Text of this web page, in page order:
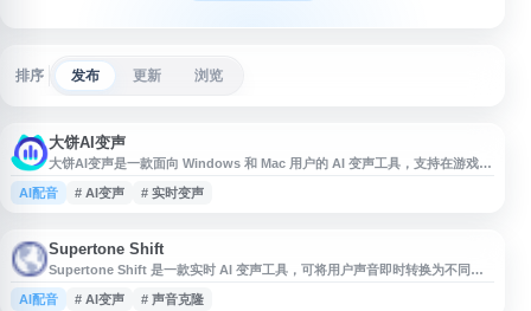
排序 发布 更新 浏览
大饼AI变声
大饼AI变声是一款面向 Windows 和 Mac 用户的 AI 变声工具，支持在游戏、
直播及常见软件中使用。平台提供多种音色与 IP 音效，包括御姐、萝莉、正
太、萌妹等风格，用户可免费下载并试用丰富音色资源。软件主打快速安装、
AI配音 # AI变声 # 实时变声
Supertone Shift
Supertone Shift 是一款实时 AI 变声工具，可将用户声音即时转换为不同音
色或角色声音，适用于游戏、直播、配音和内容创作等场景。该产品强调低延
迟语音转换体验，帮助创作者和玩家在语音互动、角色演绎及音频制作中获得
AI配音 # AI变声 # 声音克隆